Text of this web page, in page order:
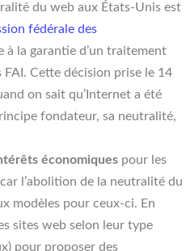
du web aux États-Unis est
fédérale des
à la garantie d’un traitement
FAI. Cette décision prise le 14
on sait qu’Internet a été
fondateur, sa neutralité,
économiques pour les
l’abolition de la neutralité du
modèles pour ceux-ci. En
sites web selon leur type
pour proposer des